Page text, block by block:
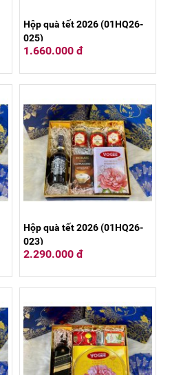
Hộp quà tết 2026 (01HQ26-
025)
1.660.000 đ
Hộp quà tết 2026 (01HQ26-
023)
2.290.000 đ